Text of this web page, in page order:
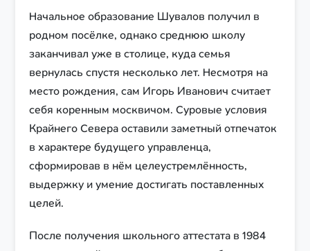
Начальное образование Шувалов получил в
родном посёлке, однако среднюю школу
заканчивал уже в столице, куда семья
вернулась спустя несколько лет. Несмотря на
место рождения, сам Игорь Иванович считает
себя коренным москвичом. Суровые условия
Крайнего Севера оставили заметный отпечаток
в характере будущего управленца,
сформировав в нём целеустремлённость,
выдержку и умение достигать поставленных
целей.
После получения школьного аттестата в 1984